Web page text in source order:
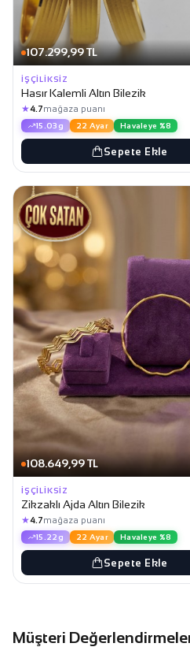
107.299,99 TL
İŞÇILIKSIZ
Hasır Kalemli Altın Bilezik
★4.7mağaza puanı
15.03g 22 Ayar Havaleye %8
Sepete Ekle
108.649,99 TL
İŞÇILIKSIZ
Zikzaklı Ajda Altın Bilezik
★4.7mağaza puanı
15.22g 22 Ayar Havaleye %8
Sepete Ekle
Müşteri